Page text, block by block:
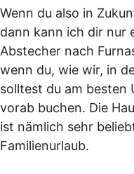
Wenn du also in
dann kann ich dir nur
Abstecher nach
wenn du, wie wir, in
solltest du am besten
vorab buchen. Die
ist nämlich sehr
Familienurlaub.